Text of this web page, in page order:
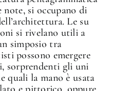
note, si occupano di
Le su
si rivelano utili a
simposio tra
possono emergere
sorprendenti gli uni
quali la mano è usata